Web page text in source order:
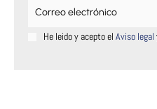
He leido y acepto el Aviso legal